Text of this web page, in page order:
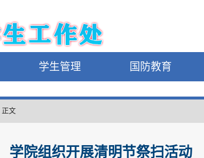
学生管理 国防教育
正文
学院组织开展清明节祭扫活动